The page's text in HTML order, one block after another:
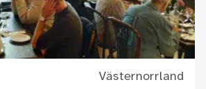
Västernorrland